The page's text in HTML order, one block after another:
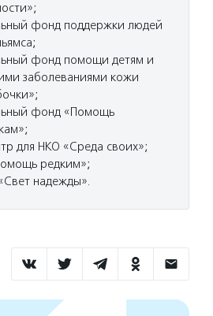
фонд поддержки людей
фонд помощи детям и
заболеваниями кожи
фонд «Помощь
для НКО «Среда своих»;
редким»;
надежды».